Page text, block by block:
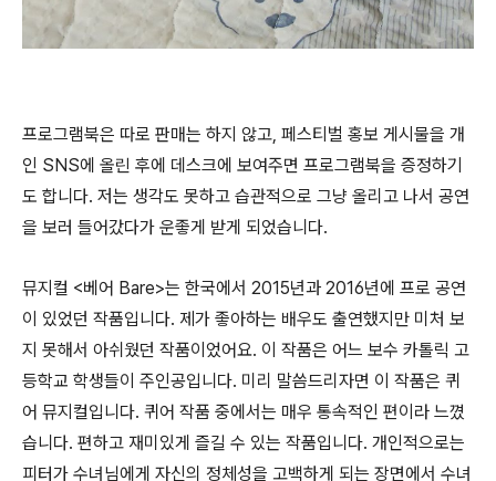
프로그램북은 따로 판매는 하지 않고, 페스티벌 홍보 게시물을 개
인 SNS에 올린 후에 데스크에 보여주면 프로그램북을 증정하기
도 합니다. 저는 생각도 못하고 습관적으로 그냥 올리고 나서 공연
을 보러 들어갔다가 운좋게 받게 되었습니다.
뮤지컬 <베어 Bare>는 한국에서 2015년과 2016년에 프로 공연
이 있었던 작품입니다. 제가 좋아하는 배우도 출연했지만 미처 보
지 못해서 아쉬웠던 작품이었어요. 이 작품은 어느 보수 카톨릭 고
등학교 학생들이 주인공입니다. 미리 말씀드리자면 이 작품은 퀴
어 뮤지컬입니다. 퀴어 작품 중에서는 매우 통속적인 편이라 느꼈
습니다. 편하고 재미있게 즐길 수 있는 작품입니다. 개인적으로는
피터가 수녀님에게 자신의 정체성을 고백하게 되는 장면에서 수녀